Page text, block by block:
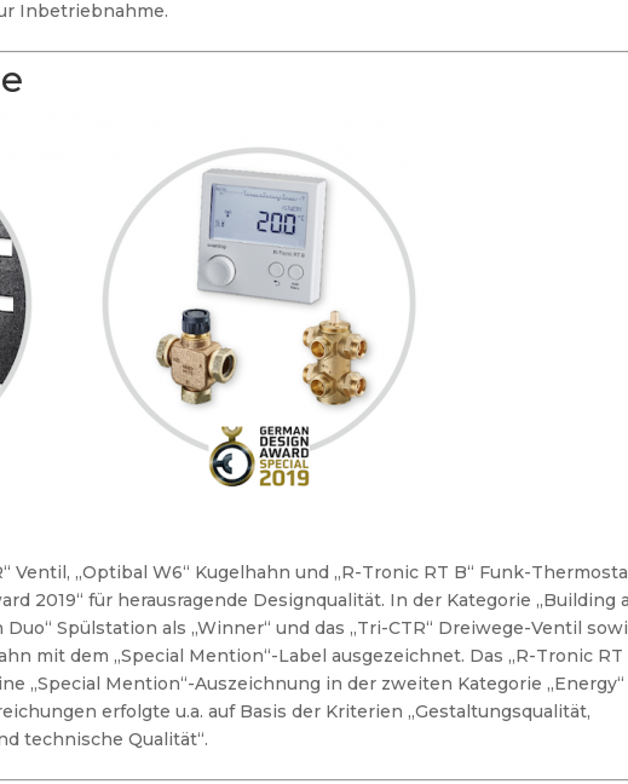
Inbetriebnahme.
Ventil, „Optibal W6“ Kugelhahn und „R-Tronic RT B“ Funk-
2019“ für herausragende Designqualität. In der Kategorie „Building
Spülstation als „Winner“ und das „Tri-CTR“ Dreiwege-Ventil
mit dem „Special Mention“-Label ausgezeichnet. Das „R-Tronic RT
„Special Mention“-Auszeichnung in der zweiten Kategorie „Energy“
erfolgte u.a. auf Basis der Kriterien „Gestaltungsqualität,
technische Qualität“.